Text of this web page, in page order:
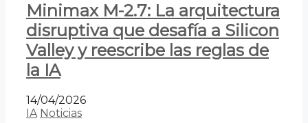
Minimax M-2.7: La arquitectura
disruptiva que desafía a Silicon
Valley y reescribe las reglas de
la IA
14/04/2026
IA Noticias